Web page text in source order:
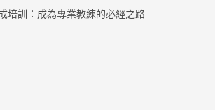
培訓：成為專業教練的必經之路